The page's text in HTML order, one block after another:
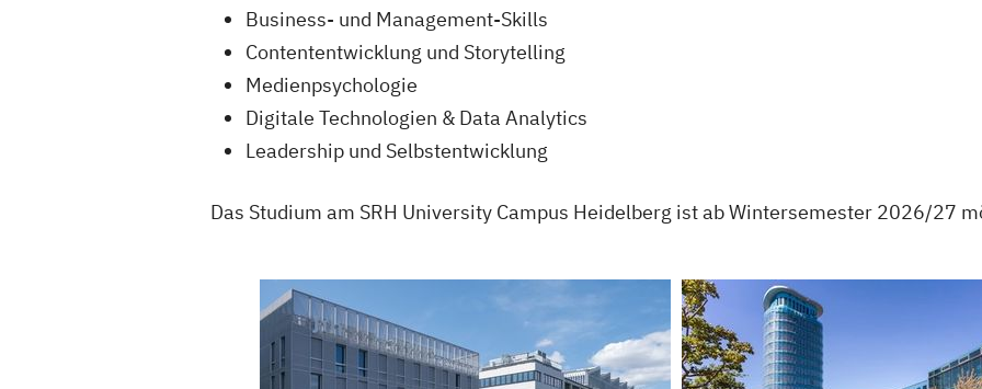
Business- und Management-Skills
Contententwicklung und Storytelling
Medienpsychologie
Digitale Technologien & Data Analytics
Leadership und Selbstentwicklung
Das Studium am SRH University Campus Heidelberg ist ab Wintersemester 2026/27